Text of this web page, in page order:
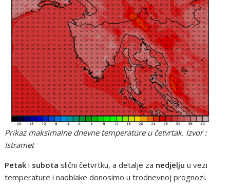
Prikaz maksimalne dnevne temperature u četvrtak. Izvor :
Istramet
Petak i subota slični četvrtku, a detalje za nedjelju u vezi
temperature i naoblake donosimo u trodnevnoj prognozi.